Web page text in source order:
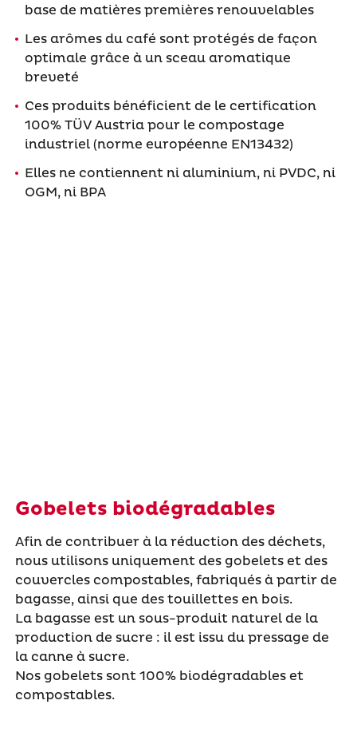
base de matières premières renouvelables
Les arômes du café sont protégés de façon
optimale grâce à un sceau aromatique
breveté
Ces produits bénéficient de le certification
100% TÜV Austria pour le compostage
industriel (norme européenne EN13432)
Elles ne contiennent ni aluminium, ni PVDC, ni
OGM, ni BPA
Gobelets biodégradables
Afin de contribuer à la réduction des déchets,
nous utilisons uniquement des gobelets et des
couvercles compostables, fabriqués à partir de
bagasse, ainsi que des touillettes en bois.
La bagasse est un sous-produit naturel de la
production de sucre : il est issu du pressage de
la canne à sucre.
Nos gobelets sont 100% biodégradables et
compostables.